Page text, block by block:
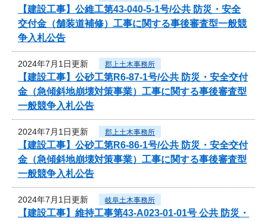
【建設工事】公維工第43-040-5-1号/公共 防災・安全
交付金（舗装道補修）工事に関する事後審査型一般競
争入札公告
2024年7月1日更新 郡上土木事務所
【建設工事】公砂工第R6-87-1号/公共 防災・安全交付
金（急傾斜地崩壊対策事業）工事に関する事後審査型
一般競争入札公告
2024年7月1日更新 郡上土木事務所
【建設工事】公砂工第R6-86-1号/公共 防災・安全交付
金（急傾斜地崩壊対策事業）工事に関する事後審査型
一般競争入札公告
2024年7月1日更新 岐阜土木事務所
【建設工事】維持工事第43-A023-01-01号 公共 防災・